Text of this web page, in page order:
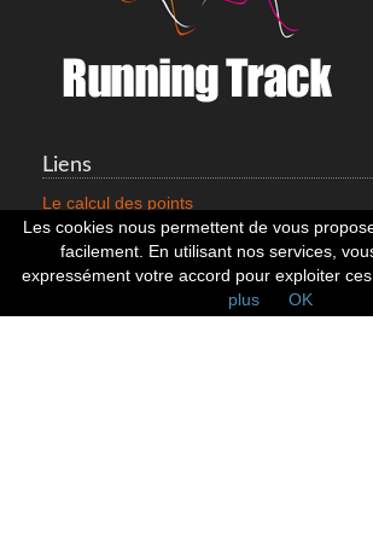
Liens
Le calcul des points
Mentions légales
Nous contacter
Cookies
Statistiques
Les cookies nous permettent de vous
facilement. En utilisant nos services,
expressément votre accord pour exploiter ces
plus
OK